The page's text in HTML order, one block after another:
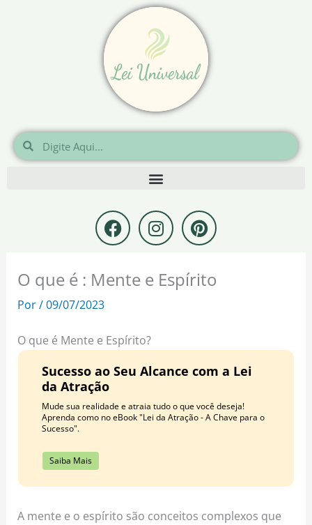
Pesquisar
Pesquisar
F
a
c
e
b
k
I
n
s
t
a
m
P
i
n
t
e
t
O que é : Mente e Espírito
Por/09/07/2023
O que é Mente e Espírito?
Sucesso ao Seu Alcance com a Lei
da Atração
Mude sua realidade e atraia tudo o que você deseja!
Aprenda como no eBook "Lei da Atração - A Chave para o
Sucesso".
Saiba Mais
A mente e o espírito são conceitos complexos que